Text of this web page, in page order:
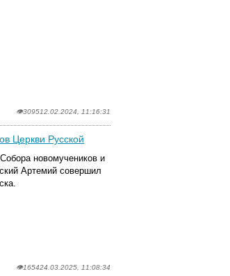
👁309512.02.2024, 11:16:31
Церкви Русской
новомучеников и
Артемий совершил
👁165424.03.2025, 11:08:34